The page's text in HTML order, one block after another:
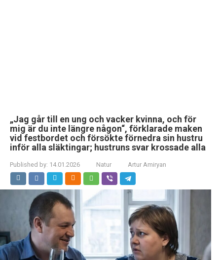
„Jag går till en ung och vacker kvinna, och för
mig är du inte längre någon“, förklarade maken
vid festbordet och försökte förnedra sin hustru
inför alla släktingar; hustruns svar krossade alla
Published by: 14.01.2026 Natur Artur Amiryan